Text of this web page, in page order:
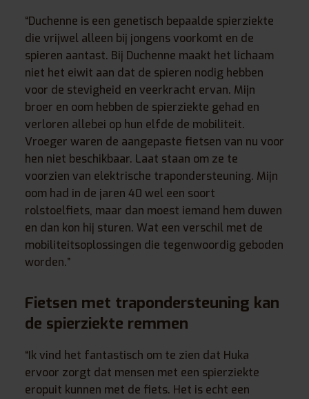
“Duchenne is een genetisch bepaalde spierziekte
die vrijwel alleen bij jongens voorkomt en de
spieren aantast. Bij Duchenne maakt het lichaam
niet het eiwit aan dat de spieren nodig hebben
voor de stevigheid en veerkracht ervan. Mijn
broer en oom hebben de spierziekte gehad en
verloren allebei op hun elfde de mobiliteit.
Vroeger waren de aangepaste fietsen van nu voor
hen niet beschikbaar. Laat staan om ze te
voorzien van elektrische trapondersteuning. Mijn
oom had in de jaren 40 wel een soort
rolstoelfiets, maar dan moest iemand hem duwen
en dan kon hij sturen. Wat een verschil met de
mobiliteitsoplossingen die tegenwoordig geboden
worden.”
Fietsen met trapondersteuning kan
de spierziekte remmen
“Ik vind het fantastisch om te zien dat Huka
ervoor zorgt dat mensen met een spierziekte
eropuit kunnen met de fiets. Het is echt een